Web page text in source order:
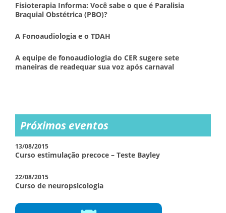
Fisioterapia Informa: Você sabe o que é Paralisia
Braquial Obstétrica (PBO)?
A Fonoaudiologia e o TDAH
A equipe de fonoaudiologia do CER sugere sete
maneiras de readequar sua voz após carnaval
Próximos eventos
13/08/2015
Curso estimulação precoce – Teste Bayley
22/08/2015
Curso de neuropsicologia